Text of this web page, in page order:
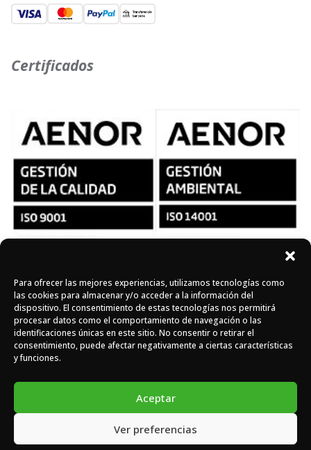
Para ofrecer las mejores experiencias, utilizamos tecnologías como
las cookies para almacenar y/o acceder a la información del
dispositivo. El consentimiento de estas tecnologías nos permitirá
procesar datos como el comportamiento de navegación o las
identificaciones únicas en este sitio. No consentir o retirar el
consentimiento, puede afectar negativamente a ciertas características
y funciones.
Aceptar
Ver preferencias
Certificados
Síguenos en redes
Instagram
Facebook
X
DOMASA © 2026 - Todos los derechos reservados -Diseño